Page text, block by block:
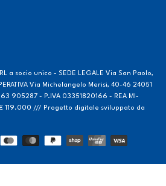
a socio unico - SEDE LEGALE Via San Paolo,
Via Michelangelo Merisi, 40-46 24051
905287 - P.IVA 03351820166 - REA MI-
119.000 /// Progetto digitale sviluppato da